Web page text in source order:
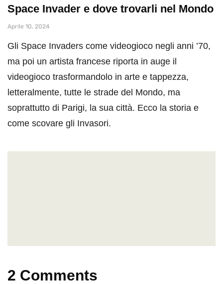
Space Invader e dove trovarli nel Mondo
Aprile 10, 2024
Gli Space Invaders come videogioco negli anni ’70,
ma poi un artista francese riporta in auge il
videogioco trasformandolo in arte e tappezza,
letteralmente, tutte le strade del Mondo, ma
soprattutto di Parigi, la sua città. Ecco la storia e
come scovare gli Invasori.
2 Comments